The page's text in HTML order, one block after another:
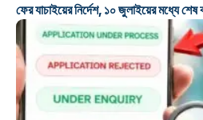
ফের যাচাইয়ের নির্দেশ, ১০ জুলাইয়ের মধ্যে